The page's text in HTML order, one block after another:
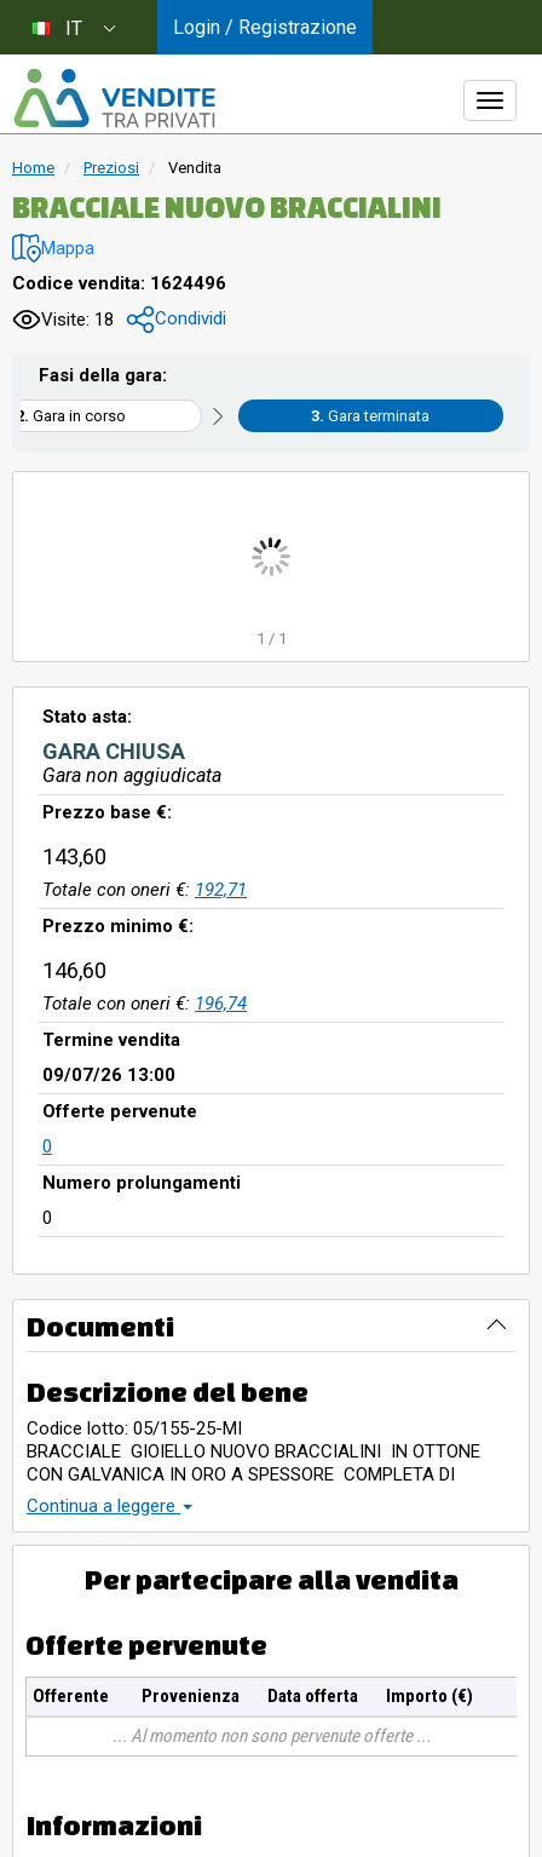
Home Preziosi Vendita
BRACCIALE NUOVO BRACCIALINI
Mappa
Codice vendita: 1624496
Visite: 18
Condividi
Fasi della gara:
Gara in corso Gara terminata
1 / 1
Stato asta:
GARA CHIUSA
Gara non aggiudicata
Prezzo base €:
143,60
Totale con oneri €: 192,71
Prezzo minimo €:
146,60
Totale con oneri €: 196,74
Termine vendita
09/07/26 13:00
Offerte pervenute
0
Numero prolungamenti
0
Documenti
Descrizione del bene
Codice lotto: 05/155-25-MI
BRACCIALE GIOIELLO NUOVO BRACCIALINI IN OTTONE
CON GALVANICA IN ORO A SPESSORE COMPLETA DI
SCATOLA
Continua a leggere
Per partecipare alla vendita
Offerte pervenute
Offerente Provenienza Data offerta
Importo (€)
Al momento non sono pervenute offerte
Informazioni
IT Login / Registrazione